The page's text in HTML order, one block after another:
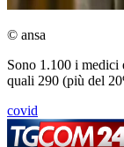
© ansa
Sono 1.100 i medici
quali 290 (più del
covid